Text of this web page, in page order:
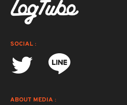
SOCIAL :
ABOUT MEDIA :